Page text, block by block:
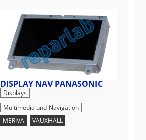
DISPLAY NAV PANASONIC
Displays
Multimedia und Navigation
MERIVA
VAUXHALL